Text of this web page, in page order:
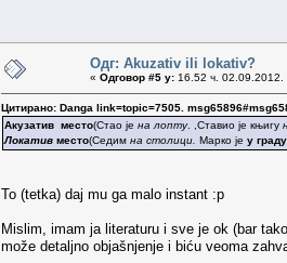
Одг: Akuzativ ili lokativ?
« Одговор #5 у: 16.52 ч. 02.09.2012.
Цитирано: Danga link=topic=7505.
Акузатив место(Стао је на лопту. ,Ставио је књигу
Локатив место(Седим на столици. Марко је у граду
To (tetka) daj mu ga malo instant :p
Mislim, imam ja literaturu i sve je ok (bar
može detaljno objašnjenje i biću veoma